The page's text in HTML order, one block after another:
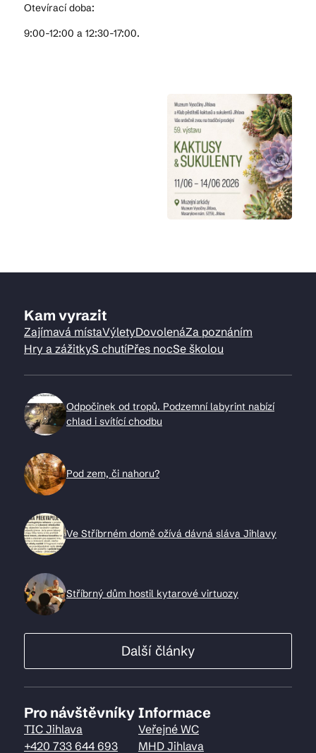
Otevírací doba:
9:00-12:00 a 12:30-17:00.
Kam vyrazit
Zajímavá místaVýletyDovolenáZa poznáním
Hry a zážitkyS chutíPřes nocSe školou
Odpočinek od tropů. Podzemní labyrint nabízí
chlad i svítící chodbu
Pod zem, či nahoru?
Ve Stříbrném domě ožívá dávná sláva Jihlavy
Stříbrný dům hostil kytarové virtuozy
Další články
Pro návštěvníky
TIC Jihlava
+420 733 644 693
Informace
Veřejné WC
MHD Jihlava